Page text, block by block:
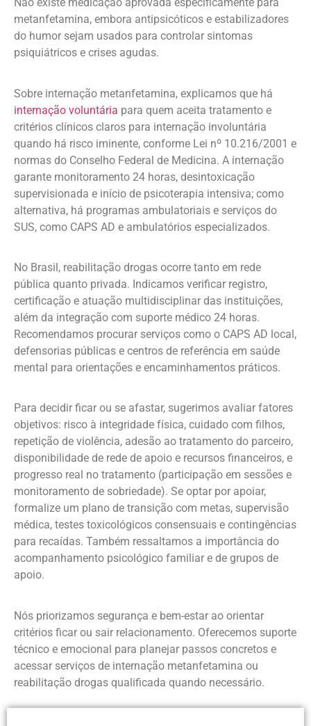
metanfetamina, embora antipsicóticos e estabilizadores
do humor sejam usados para controlar sintomas
psiquiátricos e crises agudas.
Sobre internação metanfetamina, explicamos que há
internação voluntária para quem aceita tratamento e
critérios clínicos claros para internação involuntária
quando há risco iminente, conforme Lei nº 10.216/2001 e
normas do Conselho Federal de Medicina. A internação
garante monitoramento 24 horas, desintoxicação
supervisionada e início de psicoterapia intensiva; como
alternativa, há programas ambulatoriais e serviços do
SUS, como CAPS AD e ambulatórios especializados.
No Brasil, reabilitação drogas ocorre tanto em rede
pública quanto privada. Indicamos verificar registro,
certificação e atuação multidisciplinar das instituições,
além da integração com suporte médico 24 horas.
Recomendamos procurar serviços como o CAPS AD local,
defensorias públicas e centros de referência em saúde
mental para orientações e encaminhamentos práticos.
Para decidir ficar ou se afastar, sugerimos avaliar fatores
objetivos: risco à integridade física, cuidado com filhos,
repetição de violência, adesão ao tratamento do parceiro,
disponibilidade de rede de apoio e recursos financeiros, e
progresso real no tratamento (participação em sessões e
monitoramento de sobriedade). Se optar por apoiar,
formalize um plano de transição com metas, supervisão
médica, testes toxicológicos consensuais e contingências
para recaídas. Também ressaltamos a importância do
acompanhamento psicológico familiar e de grupos de
apoio.
Nós priorizamos segurança e bem-estar ao orientar
critérios ficar ou sair relacionamento. Oferecemos suporte
técnico e emocional para planejar passos concretos e
acessar serviços de internação metanfetamina ou
reabilitação drogas qualificada quando necessário.